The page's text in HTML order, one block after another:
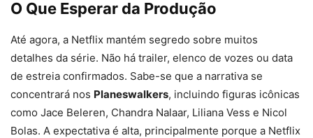
O Que Esperar da Produção
Até agora, a Netflix mantém segredo sobre muitos
detalhes da série. Não há trailer, elenco de vozes ou data
de estreia confirmados. Sabe-se que a narrativa se
concentrará nos Planeswalkers, incluindo figuras icônicas
como Jace Beleren, Chandra Nalaar, Liliana Vess e Nicol
Bolas. A expectativa é alta, principalmente porque a Netflix